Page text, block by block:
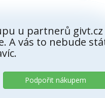
u partnerů givt.cz
A vás to nebude
Podpořit nákupem